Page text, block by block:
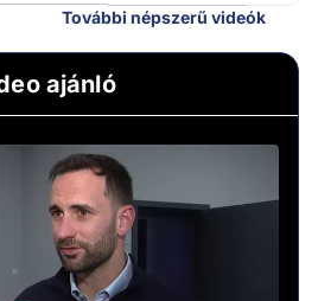
További népszerű videók
ajánló